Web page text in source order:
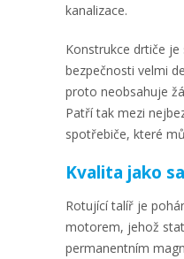
kanalizace.
Konstrukce drtiče
bezpečnosti velmi
proto neobsahuje
Patří tak mezi
spotřebiče, které
Kvalita jako
Rotující talíř je
motorem, jehož
permanentním